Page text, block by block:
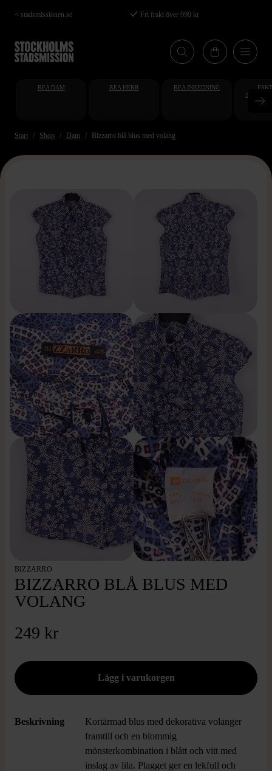
Hoppa
till
huvudinnehåll
< stadsmissionen.se Fri frakt över 990 kr
REA DAM REA HERR REA INREDNING
Start Shop Dam Bizzarro blå blus med volang
BIZZARRO
BIZZARRO BLÅ BLUS MED
VOLANG
249 kr
Beskrivning
Kortärmad blus med dekorativa volanger
framtill och en blommig
mönsterkombination i blått och vitt med
inslag av lila. Plagget ger en lekfull och